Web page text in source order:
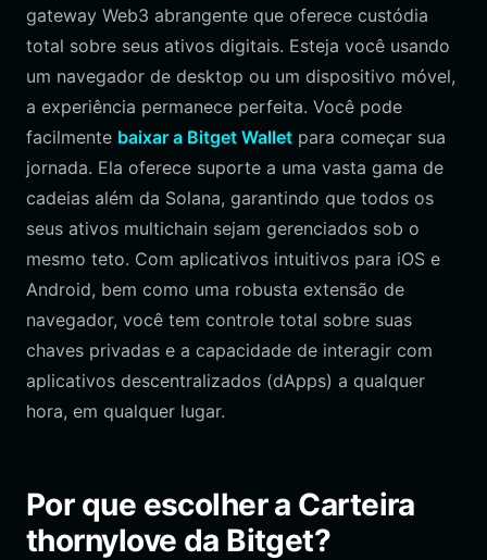
gateway Web3 abrangente que oferece custódia
total sobre seus ativos digitais. Esteja você usando
um navegador de desktop ou um dispositivo móvel,
a experiência permanece perfeita. Você pode
facilmente baixar a Bitget Wallet para começar sua
jornada. Ela oferece suporte a uma vasta gama de
cadeias além da Solana, garantindo que todos os
seus ativos multichain sejam gerenciados sob o
mesmo teto. Com aplicativos intuitivos para iOS e
Android, bem como uma robusta extensão de
navegador, você tem controle total sobre suas
chaves privadas e a capacidade de interagir com
aplicativos descentralizados (dApps) a qualquer
hora, em qualquer lugar.
Por que escolher a Carteira
thornylove da Bitget?